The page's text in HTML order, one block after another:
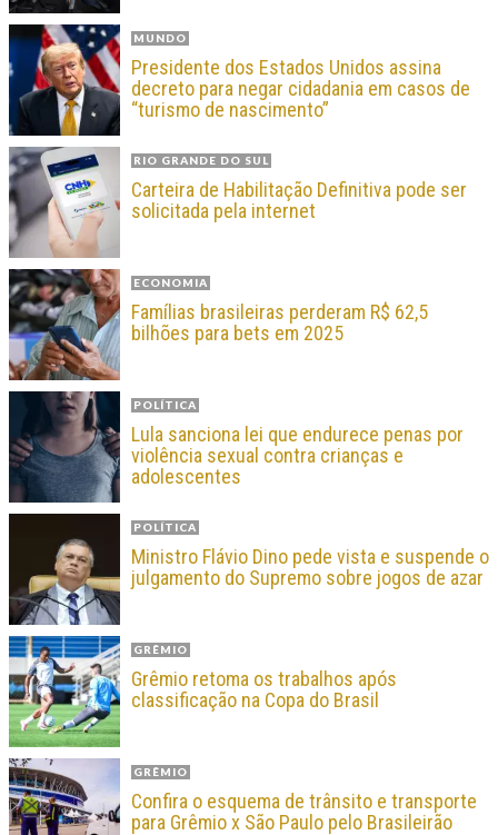
MUNDO
Presidente dos Estados Unidos assina
decreto para negar cidadania em casos de
“turismo de nascimento”
RIO GRANDE DO SUL
Carteira de Habilitação Definitiva pode ser
solicitada pela internet
ECONOMIA
Famílias brasileiras perderam R$ 62,5
bilhões para bets em 2025
POLÍTICA
Lula sanciona lei que endurece penas por
violência sexual contra crianças e
adolescentes
POLÍTICA
Ministro Flávio Dino pede vista e suspende o
julgamento do Supremo sobre jogos de azar
GRÊMIO
Grêmio retoma os trabalhos após
classificação na Copa do Brasil
GRÊMIO
Confira o esquema de trânsito e transporte
para Grêmio x São Paulo pelo Brasileirão